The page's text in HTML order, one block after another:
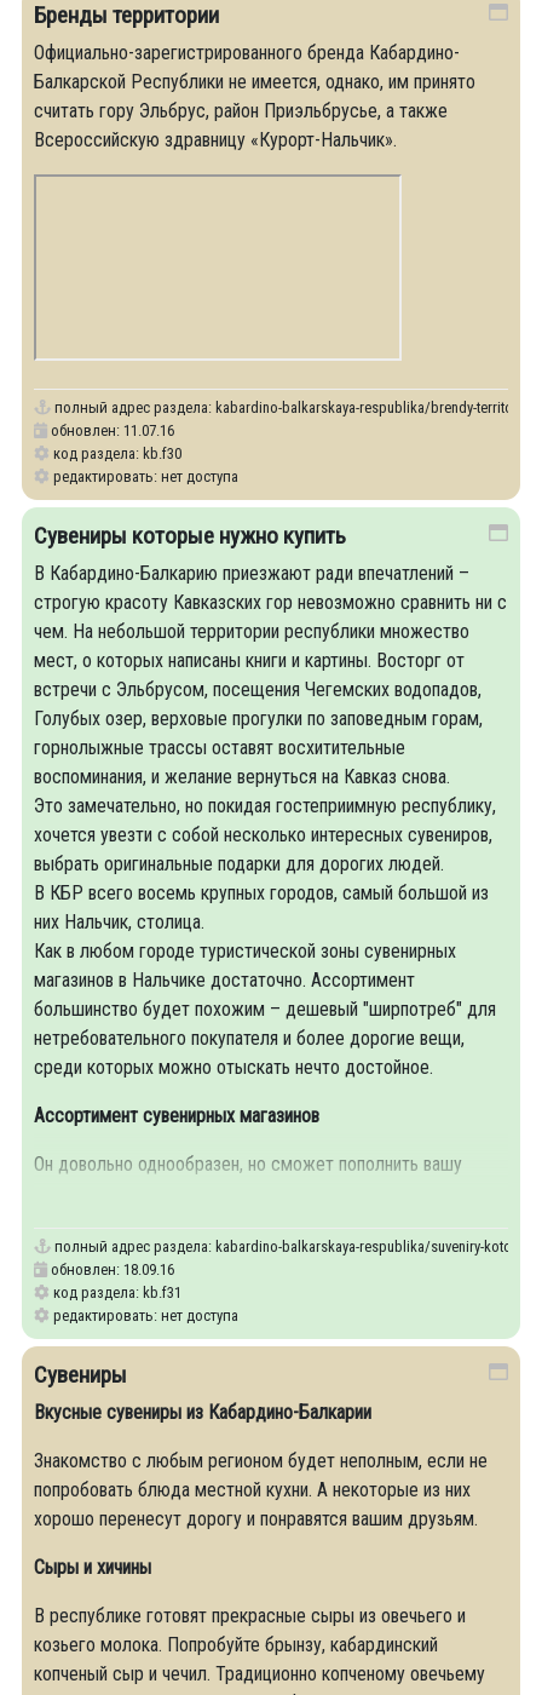
Бренды территории
Официально-зарегистрированного бренда Кабардино-
Балкарской Республики не имеется, однако, им принято
считать гору Эльбрус, район Приэльбрусье, а также
Всероссийскую здравницу «Курорт-Нальчик».
полный адрес раздела: kabardino-balkarskaya-respublika/brendy-territorii
обновлен: 11.07.16
код раздела: kb.f30
редактировать: нет доступа
Сувениры которые нужно купить
В Кабардино-Балкарию приезжают ради впечатлений –
строгую красоту Кавказских гор невозможно сравнить ни с
чем. На небольшой территории республики множество
мест, о которых написаны книги и картины. Восторг от
встречи с Эльбрусом, посещения Чегемских водопадов,
Голубых озер, верховые прогулки по заповедным горам,
горнолыжные трассы оставят восхитительные
воспоминания, и желание вернуться на Кавказ снова.
Это замечательно, но покидая гостеприимную республику,
хочется увезти с собой несколько интересных сувениров,
выбрать оригинальные подарки для дорогих людей.
В КБР всего восемь крупных городов, самый большой из
них Нальчик, столица.
Как в любом городе туристической зоны сувенирных
магазинов в Нальчике достаточно. Ассортимент
большинство будет похожим – дешевый "ширпотреб" для
нетребовательного покупателя и более дорогие вещи,
среди которых можно отыскать нечто достойное.
Ассортимент сувенирных магазинов
Он довольно однообразен, но сможет пополнить вашу
полный адрес раздела: kabardino-balkarskaya-respublika/suveniry-kotorye-
обновлен: 18.09.16
код раздела: kb.f31
редактировать: нет доступа
Сувениры
Вкусные сувениры из Кабардино-Балкарии
Знакомство с любым регионом будет неполным, если не
попробовать блюда местной кухни. А некоторые из них
хорошо перенесут дорогу и понравятся вашим друзьям.
Сыры и хичины
В республике готовят прекрасные сыры из овечьего и
козьего молока. Попробуйте брынзу, кабардинский
копченый сыр и чечил. Традиционно копченому овечьему